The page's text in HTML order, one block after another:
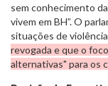
sem conhecimento
vivem em BH”. O
situações de
revogada e que o
alternativas" para os